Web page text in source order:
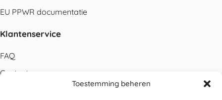
Toestemming beheren
EU PPWR documentatie
Klantenservice
FAQ
Contact